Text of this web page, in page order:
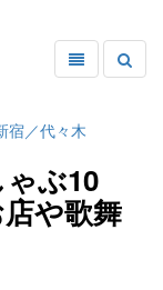
宿／代々木
ぶ10
や歌舞